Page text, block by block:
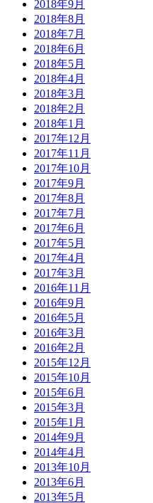
2018年9月
2018年8月
2018年7月
2018年6月
2018年5月
2018年4月
2018年3月
2018年2月
2018年1月
2017年12月
2017年11月
2017年10月
2017年9月
2017年8月
2017年7月
2017年6月
2017年5月
2017年4月
2017年3月
2016年11月
2016年9月
2016年5月
2016年3月
2016年2月
2015年12月
2015年10月
2015年6月
2015年3月
2015年1月
2014年9月
2014年4月
2013年10月
2013年6月
2013年5月